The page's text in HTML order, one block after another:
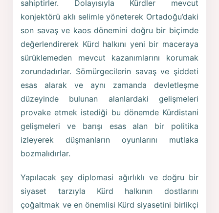
sahiptirler. Dolayısıyla Kürdler mevcut
konjektörü aklı selimle yöneterek Ortadoğu’daki
son savaş ve kaos dönemini doğru bir biçimde
değerlendirerek Kürd halkını yeni bir maceraya
sürüklemeden mevcut kazanımlarını korumak
zorundadırlar. Sömürgecilerin savaş ve şiddeti
esas alarak ve aynı zamanda devletleşme
düzeyinde bulunan alanlardaki gelişmeleri
provake etmek istediği bu dönemde Kürdistani
gelişmeleri ve barışı esas alan bir politika
izleyerek düşmanların oyunlarını mutlaka
bozmalıdırlar.
Yapılacak şey diplomasi ağırlıklı ve doğru bir
siyaset tarzıyla Kürd halkının dostlarını
çoğaltmak ve en önemlisi Kürd siyasetini birlikçi